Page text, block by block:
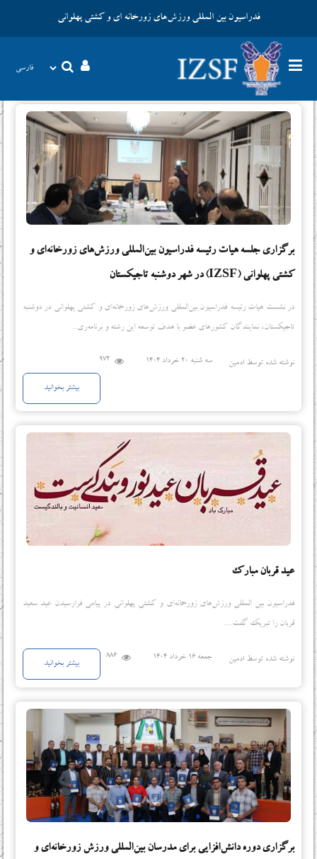
فدراسیون بین المللی ورزش‌های زورخانه ای و کشتی پهلوانی
برگزاری جلسه هیات رئیسه فدراسیون بین‌المللی ورزش‌های زورخانه‌ای و
کشتی پهلوانی (IZSF) در شهر دوشنبه تاجیکستان
در نشست هیات رئیسه فدراسیون بین‌المللی ورزش‌های زورخانه‌ای و کشتی پهلوانی در دوشنبه
تاجیکستان، نمایندگان کشورهای عضو با هدف توسعه این رشته و برنامه‌ری...
نوشته شده توسط ادمین سه شنبه 20 خرداد 1404 972
بیشتر بخوانید
عید قربان مبارک
فدراسیون بین المللی ورزش‌های زورخانه‌ای و کشتی پهلوانی در پیامی فرارسیدن عید سعید
قربان را تبریک گفت....
نوشته شده توسط ادمین جمعه 16 خرداد 1404
886
بیشتر بخوانید
برگزاری دوره دانش‌افزایی برای مدرسان بین‌المللی ورزش زورخانه‌ای و